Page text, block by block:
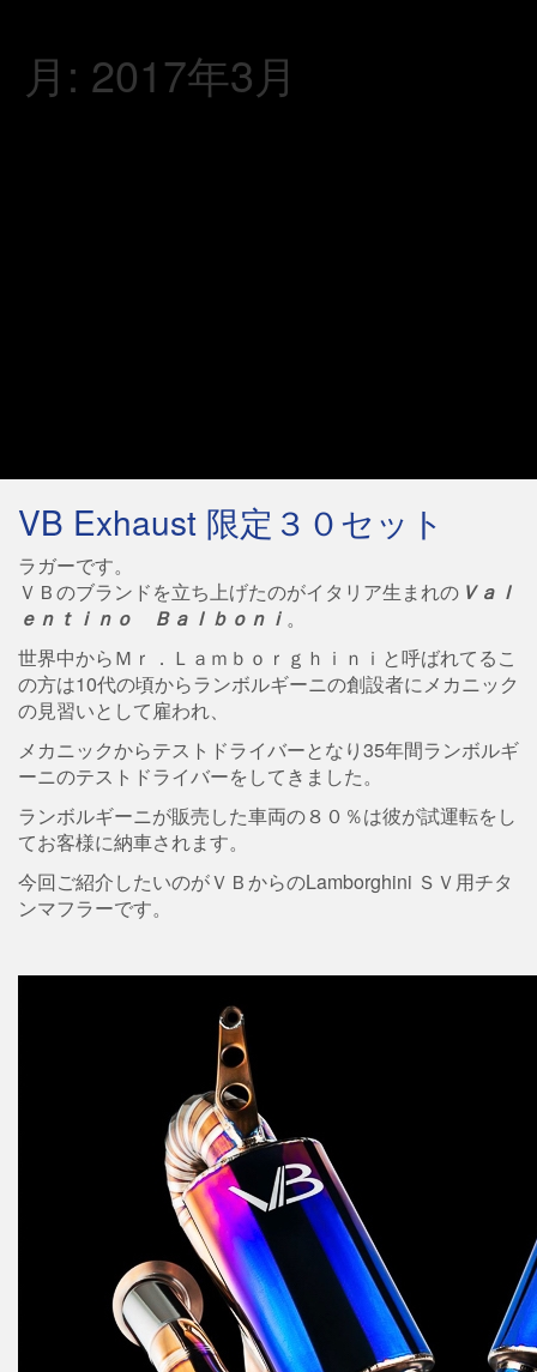
月: 2017年3月
VB Exhaust 限定３０セット
ラガーです。
ＶＢのブランドを立ち上げたのがイタリア生まれの Ｖａｌ
ｅｎｔｉｎｏ Ｂａｌｂｏｎｉ 。
世界中からＭｒ．Ｌａｍｂｏｒｇｈｉｎｉと呼ばれてるこ
の方は10代の頃からランボルギーニの創設者にメカニック
の見習いとして雇われ、
メカニックからテストドライバーとなり35年間ランボルギ
ーニのテストドライバーをしてきました。
ランボルギーニが販売した車両の８０％は彼が試運転をし
てお客様に納車されます。
今回ご紹介したいのがＶＢからのLamborghini ＳＶ用チタ
ンマフラーです。